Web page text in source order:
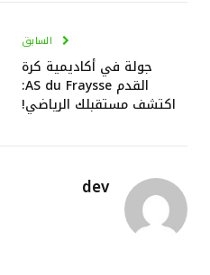
السابق
جولة في أكاديمية كرة
القدم AS du Fraysse:
اكتشف مستقبلك الرياضي!
dev